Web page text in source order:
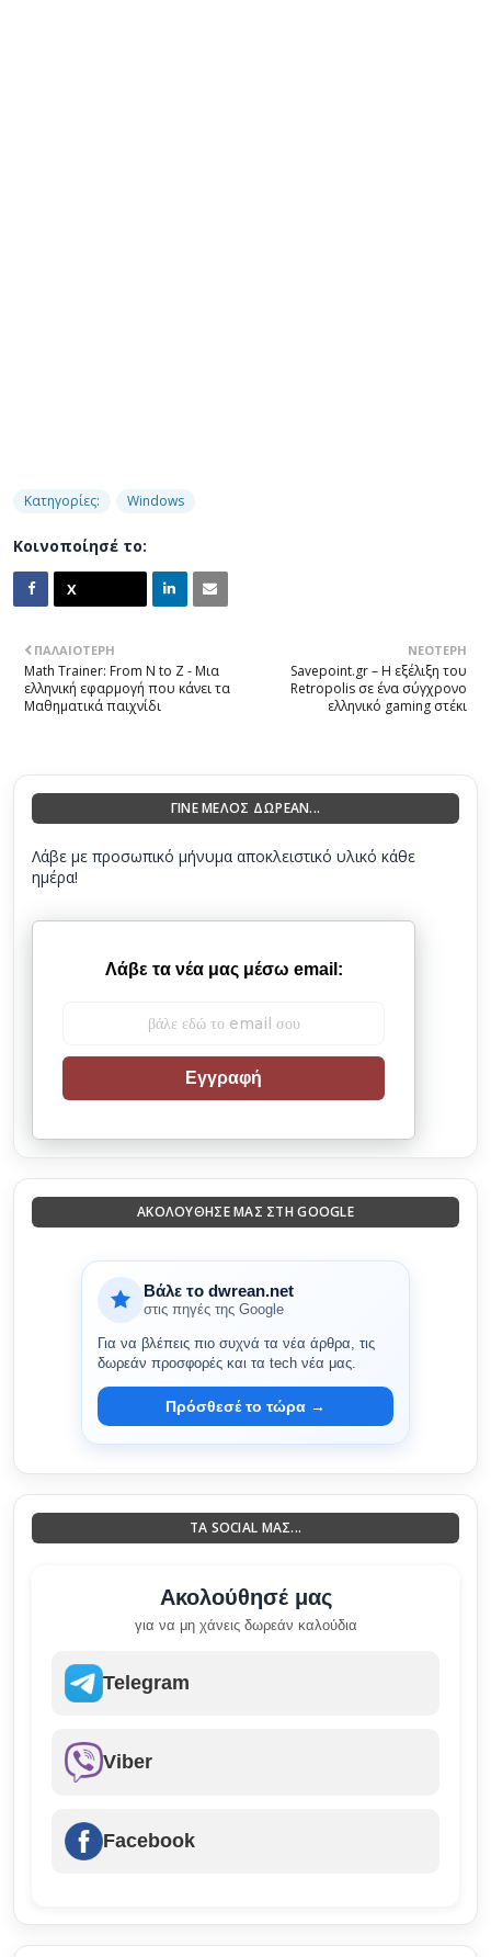
Κατηγορίες: Windows
Κοινοποίησέ το:
ΝΕΌΤΕΡΗ
Savepoint.gr – Η εξέλιξη του
Retropolis σε ένα σύγχρονο
ελληνικό gaming στέκι
ΠΑΛΑΙΌΤΕΡΗ
Math Trainer: From N to Z - Μια
ελληνική εφαρμογή που κάνει τα
Μαθηματικά παιχνίδι
ΓΙΝΕ ΜΕΛΟΣ ΔΩΡΕΑΝ...
Λάβε με προσωπικό μήνυμα αποκλειστικό υλικό κάθε
ημέρα!
Λάβε τα νέα μας μέσω email:
Εγγραφή
ΑΚΟΛΟΎΘΗΣΈ ΜΑΣ ΣΤΗ GOOGLE
Βάλε το dwrean.net
στις πηγές της Google
Για να βλέπεις πιο συχνά τα νέα άρθρα, τις
δωρεάν προσφορές και τα tech νέα μας.
Πρόσθεσέ το τώρα →
ΤΑ SOCIAL ΜΑΣ...
Ακολούθησέ μας
για να μη χάνεις δωρεάν καλούδια
Telegram
Viber
Facebook